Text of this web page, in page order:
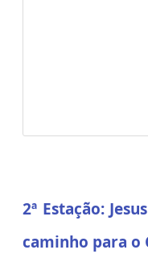
2ª Estação:
caminho para o